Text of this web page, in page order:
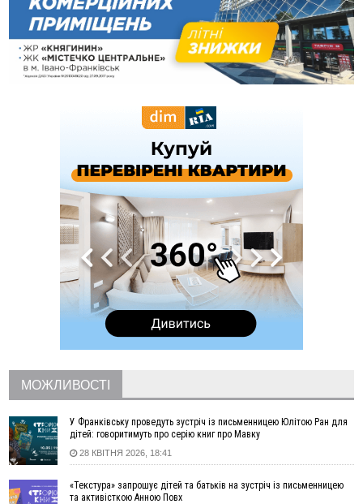
пускових установок M270
08 Серпня
20:25
На Буковині біля межі з Прикарпаттям зафіксували
землетрус
погоду на Прикарпатті у найближчі дні
У Франківську мотоцикліст врізався в інший двоколісник,
збив жінку й утік: його розшукали та затримали
Частина школярів не матимуть фізичних підручників на 1
вересня через російські обстріли — МОН
На Рогатинщині рештки тварин спалювали просто в полі:
поліція розслідує отруєння земель
Пірс, ігровий майданчик і зона для пікніків: оголосили
тендер на 7 мільйонів на благоустрій Німецького озера
У Калуші на озері в міському парку масово загинули
качки та риба
Майстра лісу з Верховинщини оштрафували на 600 тисяч за
переправлення чоловіків до Румунії
На Прикарпатті через негоду сталися аварійні вимкнення
світла
10:43
За змову на тендері для Долинської лікарні двох
підприємців оштрафували на 272 тисячі гривень
10:09
Яремчанський суд виніс вирок чоловіку, який у Буковелі
вкрав із супермаркету пляшку віскі за 8,5 тисяч
09:53
В урочищі біля Галича археологи відкопали давньоруську
вагову гирку XII–XIII століть
09:39
У Франківську медики провели серію складних операцій
МОЖЛИВОСТІ
У Франківську проведуть зустріч із письменницею Юлітою Ран для
дітей: говоритимуть про серію книг про Мавку
28 КВІТНЯ 2026, 18:41
«Текстура» запрошує дітей та батьків на зустріч із письменницею
та активісткою Анною Повх